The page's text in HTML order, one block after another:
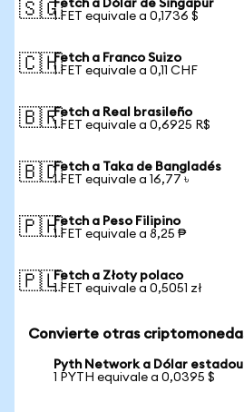
🇸🇬Fetch a Dólar de Singapur
1 FET equivale a 0,1736 $
🇨🇭Fetch a Franco Suizo
1 FET equivale a 0,11 CHF
🇧🇷Fetch a Real brasileño
1 FET equivale a 0,6925 R$
🇧🇩Fetch a Taka de Bangladés
1 FET equivale a 16,77 ৳
🇵🇭Fetch a Peso Filipino
1 FET equivale a 8,25 ₱
🇵🇱Fetch a Złoty polaco
1 FET equivale a 0,5051 zł
Convierte otras
Pyth Network a Dólar
1 PYTH equivale a 0,0395 $